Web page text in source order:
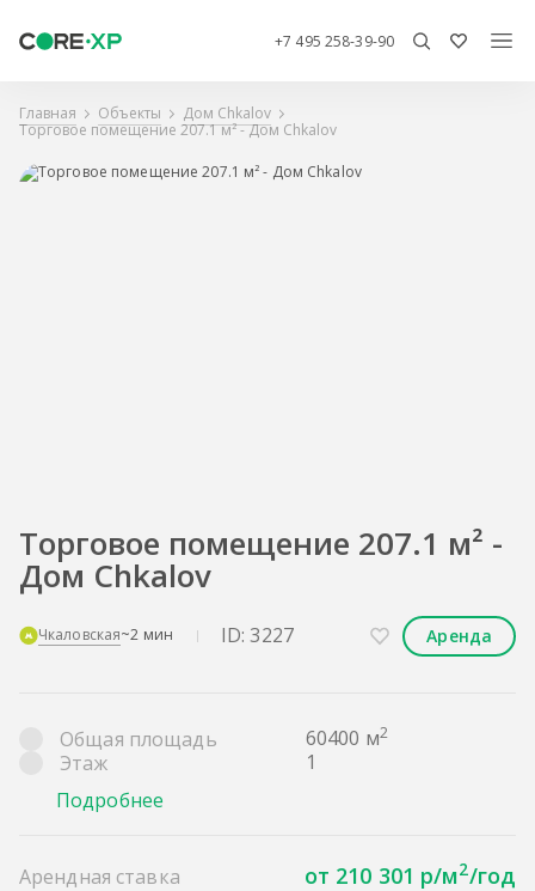
+7 495 258-39-90
Главная Объекты
Дом Chkalov
Торговое помещение 207.1 м² - Дом Chkalov
Торговое помещение 207.1 м² -
Дом Chkalov
Чкаловская~2 мин ID: 3227 Аренда
Общая площадь 60400 м2
Этаж
1
Подробнее
Арендная ставка от 210 301 р/м2/год